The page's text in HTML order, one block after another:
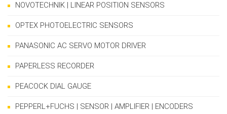
NOVOTECHNIK | LINEAR POSITION SENSORS
OPTEX PHOTOELECTRIC SENSORS
PANASONIC AC SERVO MOTOR DRIVER
PAPERLESS RECORDER
PEACOCK DIAL GAUGE
PEPPERL+FUCHS | SENSOR | AMPLIFIER | ENCODERS